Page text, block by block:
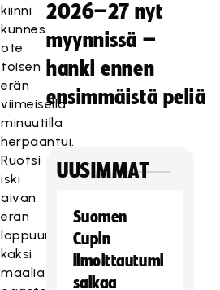
kiinni
kunnes
ote
toisen
erän
viimeisellä
minuutilla
herpaantui.
Ruotsi
iski
aivan
erän
loppuun
kaksi
maalia
2026–27 nyt
myynnissä –
hanki ennen
ensimmäistä peliä
UUSIMMAT
Suomen
Cupin
ilmoittautumi
saikaa